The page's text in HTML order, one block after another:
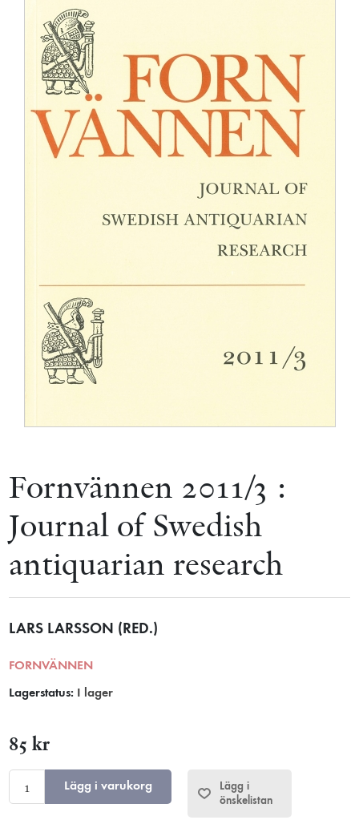
Fornvännen 2011/3 :
Journal of Swedish
antiquarian research
LARS LARSSON (RED.)
FORNVÄNNEN
Lagerstatus: I lager
85 kr
Lägg i varukorg
Lägg i
önskelistan